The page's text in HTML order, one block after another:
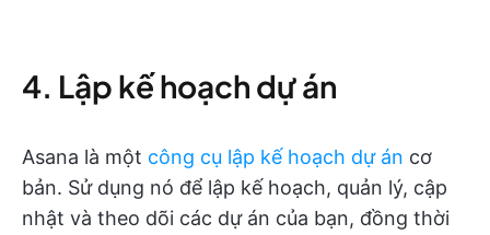
4. Lập kế hoạch dự án
Asana là một công cụ lập kế hoạch dự án cơ
bản. Sử dụng nó để lập kế hoạch, quản lý, cập
nhật và theo dõi các dự án của bạn, đồng thời